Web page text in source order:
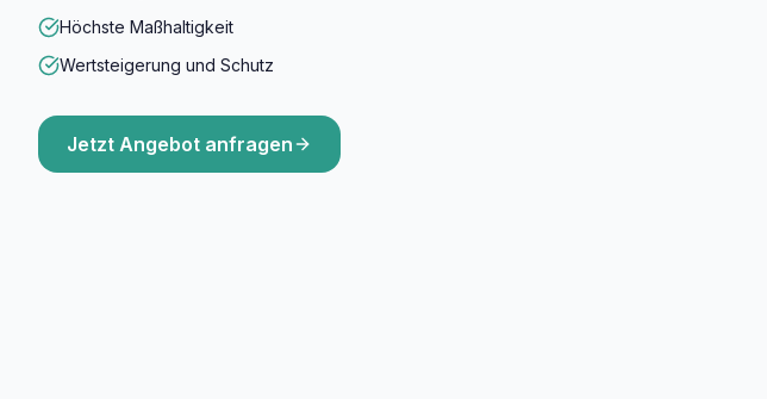
Höchste Maßhaltigkeit
Wertsteigerung und Schutz
Jetzt Angebot anfragen